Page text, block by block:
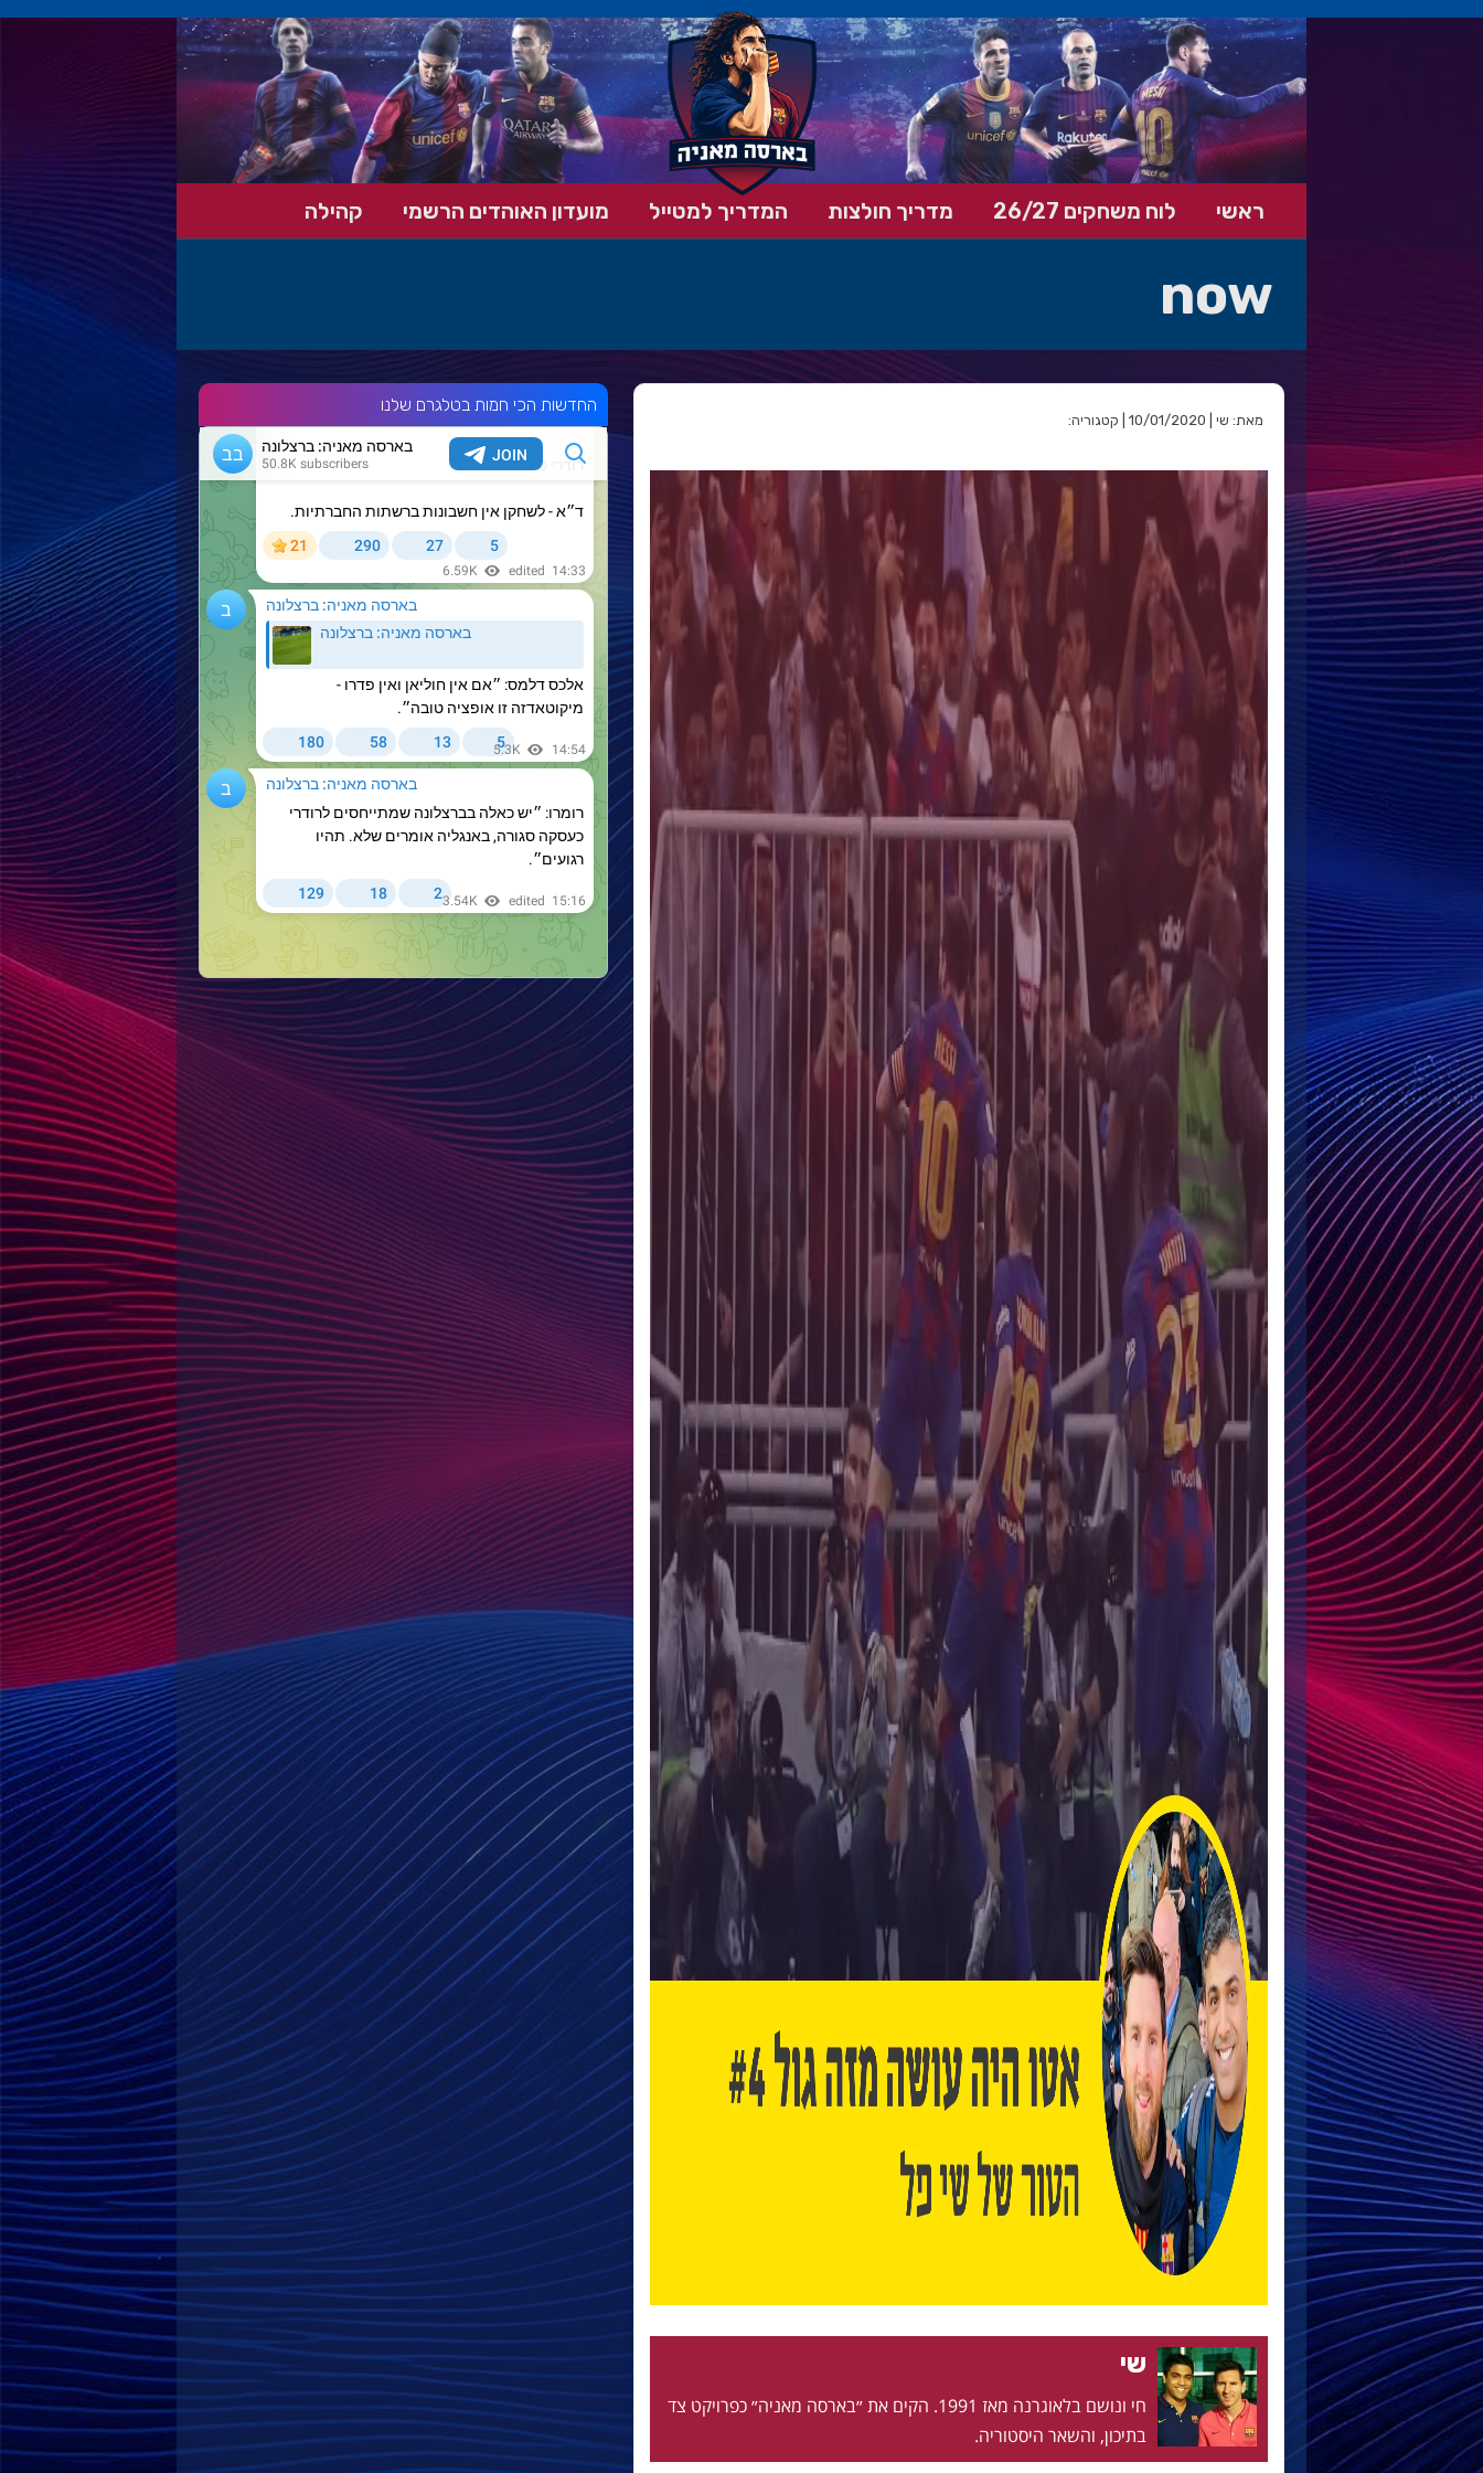
ראשי לוח משחקים 26/27 מדריך חולצות המדריך למטייל מועדון האוהדים הרשמי קהילה
now
מאת: שי | 10/01/2020 | קטגוריה:
שי
חי ונושם בלאוגרנה מאז 1991. הקים את ״בארסה מאניה״ כפרויקט צד
בתיכון, והשאר היסטוריה.
החדשות הכי חמות בטלגרם שלנו